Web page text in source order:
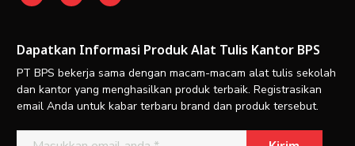
Dapatkan Informasi Produk Alat Tulis Kantor BPS
PT BPS bekerja sama dengan macam-macam alat tulis sekolah
dan kantor yang menghasilkan produk terbaik. Registrasikan
email Anda untuk kabar terbaru brand dan produk tersebut.